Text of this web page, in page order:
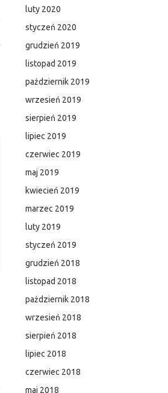
luty 2020
styczeń 2020
grudzień 2019
listopad 2019
październik 2019
wrzesień 2019
sierpień 2019
lipiec 2019
czerwiec 2019
maj 2019
kwiecień 2019
marzec 2019
luty 2019
styczeń 2019
grudzień 2018
listopad 2018
październik 2018
wrzesień 2018
sierpień 2018
lipiec 2018
czerwiec 2018
maj 2018